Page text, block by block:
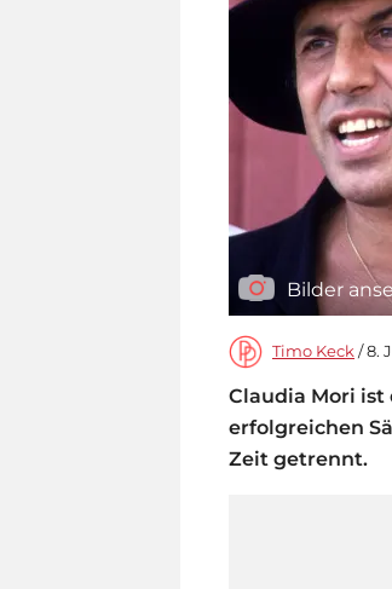
Bilder
Timo Keck / 8.
Claudia Mori ist
erfolgreichen
Zeit getrennt.